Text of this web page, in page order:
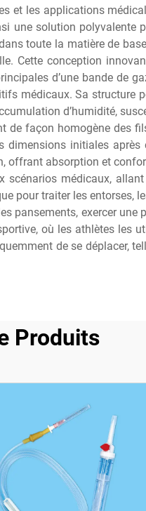
et les applications
une solution polyvalente
toute la matière de
Cette conception
d’une bande de
médicaux. Sa structure
d’humidité,
façon homogène des
dimensions initiales
offrant absorption et
médicaux,
pour traiter les entorses,
pansements, exercer
où les athlètes les
de se déplacer,
Produits